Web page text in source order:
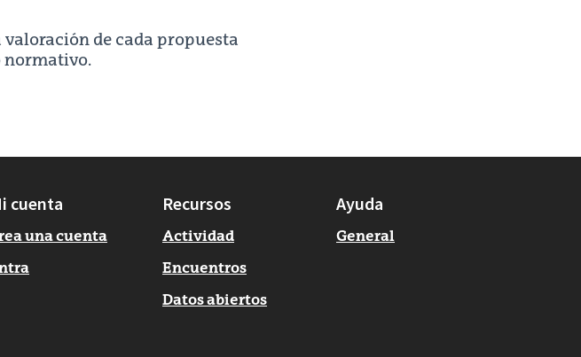
de cada propuesta
normativo.
cuenta
una cuenta
Recursos
Actividad
Encuentros
Datos abiertos
Ayuda
General